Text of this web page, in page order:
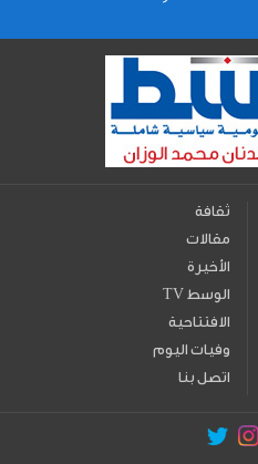
ثقافة
مقالات
الأخيرة
TV الوسط
الافتتاحية
وفيات اليوم
اتصل بنا